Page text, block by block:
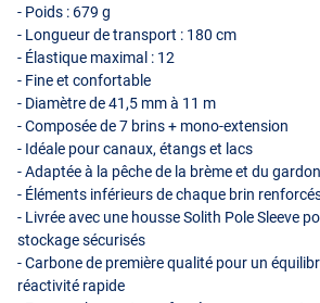
- Poids : 679 g
- Longueur de transport : 180 cm
- Élastique maximal : 12
- Fine et confortable
- Diamètre de 41,5 mm à 11 m
- Composée de 7 brins + mono-extension
- Idéale pour canaux, étangs et lacs
- Adaptée à la pêche de la brème et du gardon
- Éléments inférieurs de chaque brin
- Livrée avec une housse Solith Pole Sleeve
stockage sécurisés
- Carbone de première qualité pour un
réactivité rapide